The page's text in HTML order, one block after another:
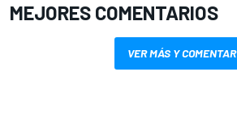
MEJORES COMENTARIOS
VER MÁS Y COMENTAR